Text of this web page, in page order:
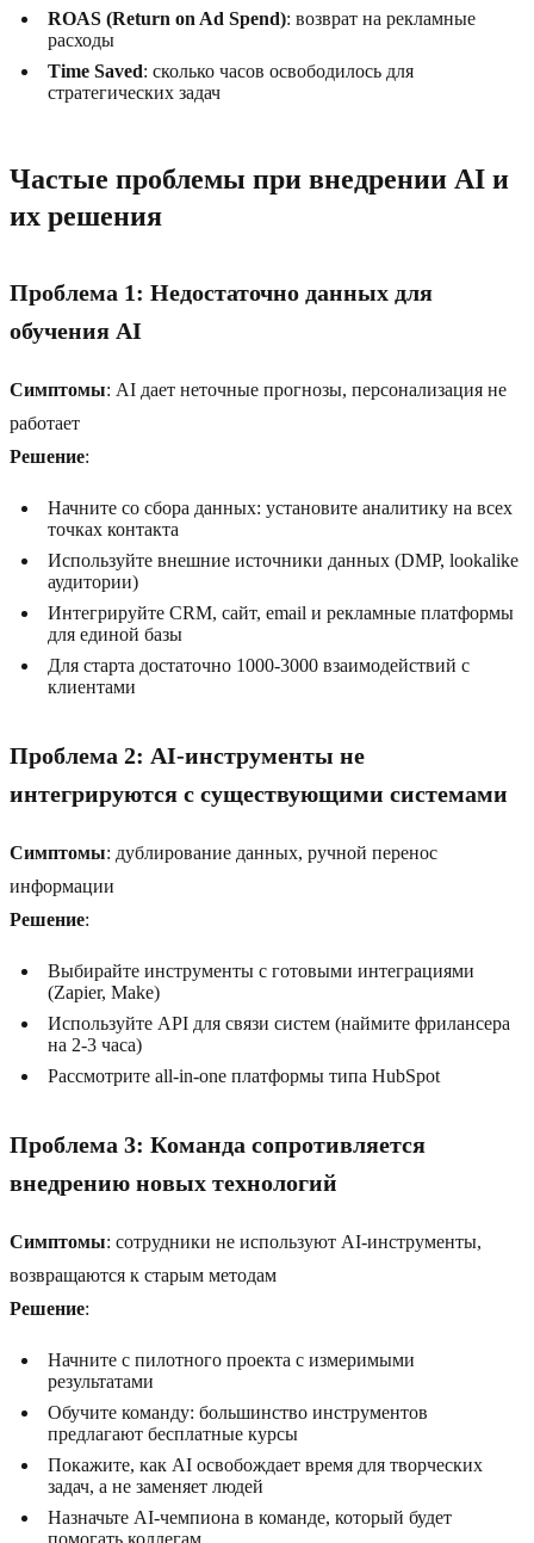
ROAS (Return on Ad Spend): возврат на рекламные
расходы
Time Saved: сколько часов освободилось для
стратегических задач
Частые проблемы при внедрении AI и
их решения
Проблема 1: Недостаточно данных для
обучения AI
Симптомы: AI дает неточные прогнозы, персонализация не
работает
Решение:
Начните со сбора данных: установите аналитику на всех
точках контакта
Используйте внешние источники данных (DMP, lookalike
аудитории)
Интегрируйте CRM, сайт, email и рекламные платформы
для единой базы
Для старта достаточно 1000-3000 взаимодействий с
клиентами
Проблема 2: AI-инструменты не
интегрируются с существующими системами
Симптомы: дублирование данных, ручной перенос
информации
Решение:
Выбирайте инструменты с готовыми интеграциями
(Zapier, Make)
Используйте API для связи систем (наймите фрилансера
на 2-3 часа)
Рассмотрите all-in-one платформы типа HubSpot
Проблема 3: Команда сопротивляется
внедрению новых технологий
Симптомы: сотрудники не используют AI-инструменты,
возвращаются к старым методам
Решение:
Начните с пилотного проекта с измеримыми
результатами
Обучите команду: большинство инструментов
предлагают бесплатные курсы
Покажите, как AI освобождает время для творческих
задач, а не заменяет людей
Назначьте AI-чемпиона в команде, который будет
помогать коллегам